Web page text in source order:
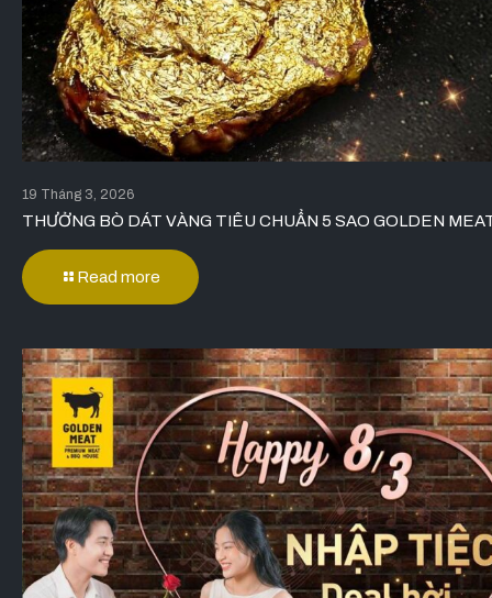
19 Tháng 3, 2026
THƯỞNG BÒ DÁT VÀNG TIÊU CHUẨN 5 SAO GOLDEN
Read more